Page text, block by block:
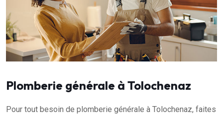
Plomberie générale à Tolochenaz
Pour tout besoin de plomberie générale à Tolochenaz, faites